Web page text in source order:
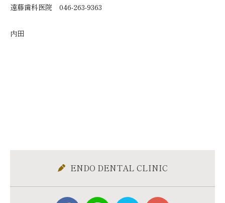
遠藤歯科医院 046-263-9363
内田
ENDO DENTAL CLINIC